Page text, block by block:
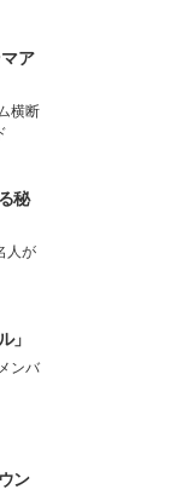
ア
横断
秘
人が
」
ンバ
ン